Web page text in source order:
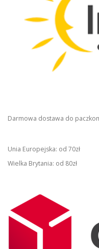
Darmowa dostawa do
Unia Europejska: od 70zł
Wielka Brytania: od 80zł